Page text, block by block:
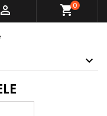
 shopping_cart0